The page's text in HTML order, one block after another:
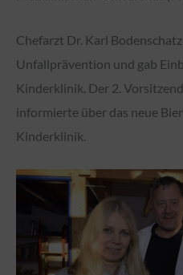
Chefarzt Dr. Karl
Unfallprävention und gab
Kinderklinik. Der 2.
informierte über das neue
Kinderklinik.